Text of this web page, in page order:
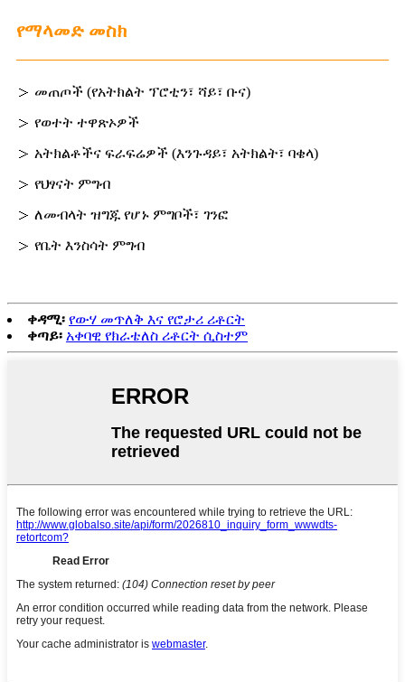
የማላመድ መስክ
＞ መጠጦች (የአትክልት ፕሮቲን፣ ሻይ፣ ቡና)
＞ የወተት ተዋጽኦዎች
＞ አትክልቶችና ፍራፍሬዎች (እንጉዳይ፣ አትክልት፣ ባቄላ)
＞ የህፃናት ምግብ
＞ ለመብላት ዝግጁ የሆኑ ምግቦች፣ ገንፎ
＞ የቤት እንስሳት ምግብ
ቀዳሚ፡ የውሃ መጥለቅ እና የሮታሪ ሪቶርት
ቀጣይ፡ አቀባዊ የክራቴለስ ሪቶርት ሲስተም